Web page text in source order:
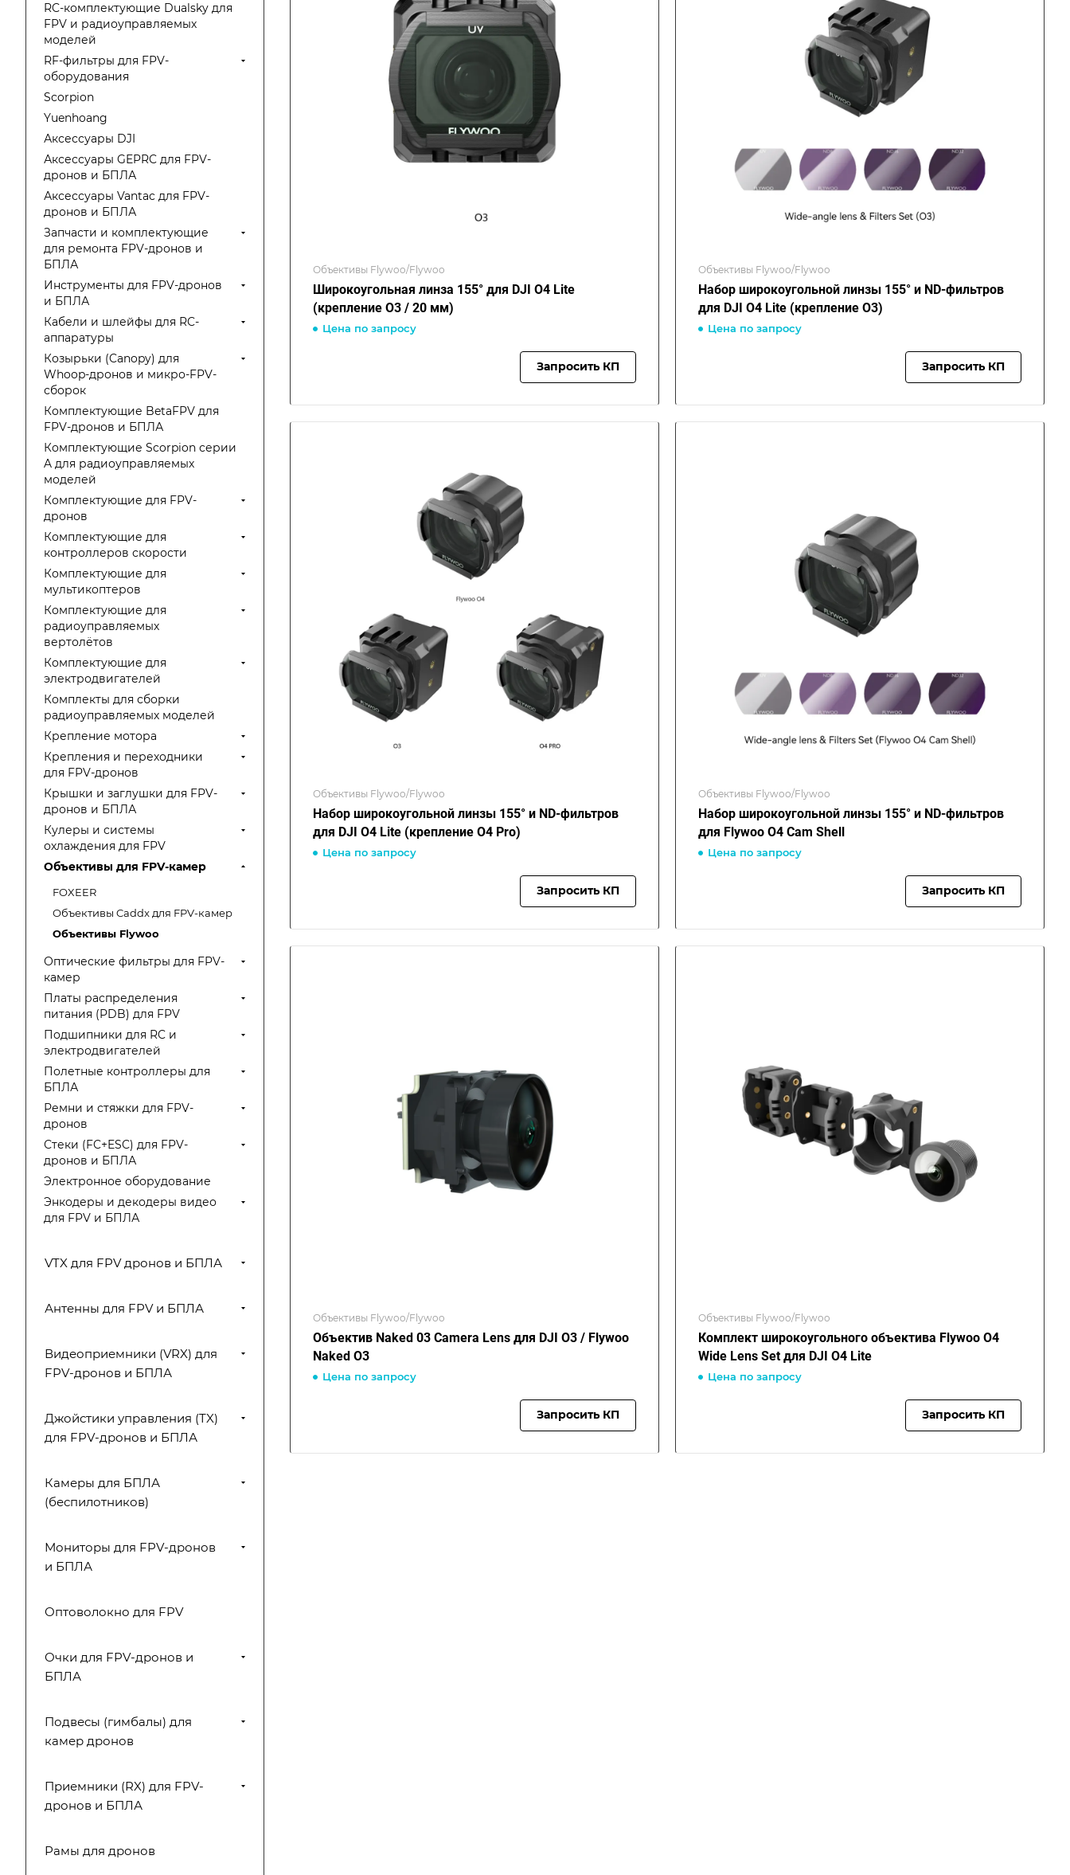
Объективы Flywoo/Flywoo
Широкоугольная линза 155° для DJI O4 Lite
(крепление O3 / 20 мм)
Цена по запросу
Запросить КП
Объективы Flywoo/Flywoo
Набор широкоугольной линзы 155° и ND-фильтров
для DJI O4 Lite (крепление O3)
Цена по запросу
Запросить КП
Объективы Flywoo/Flywoo
Набор широкоугольной линзы 155° и ND-фильтров
для DJI O4 Lite (крепление O4 Pro)
Цена по запросу
Запросить КП
Объективы Flywoo/Flywoo
Набор широкоугольной линзы 155° и ND-фильтров
для Flywoo O4 Cam Shell
Цена по запросу
Запросить КП
Объективы Flywoo/Flywoo
Объектив Naked 03 Camera Lens для DJI O3 / Flywoo
Naked O3
Цена по запросу
Запросить КП
Объективы Flywoo/Flywoo
Комплект широкоугольного объектива Flywoo O4
Wide Lens Set для DJI O4 Lite
Цена по запросу
Запросить КП
RC-комплектующие Dualsky для
FPV и радиоуправляемых
моделей
RF-фильтры для FPV-
оборудования
Scorpion
Yuenhoang
Аксессуары DJI
Аксессуары GEPRC для FPV-
дронов и БПЛА
Аксессуары Vantac для FPV-
дронов и БПЛА
Запчасти и комплектующие
для ремонта FPV-дронов и
БПЛА
Инструменты для FPV-дронов
и БПЛА
Кабели и шлейфы для RC-
аппаратуры
Козырьки (Canopy) для
Whoop-дронов и микро-FPV-
сборок
Комплектующие BetaFPV для
FPV-дронов и БПЛА
Комплектующие Scorpion серии
A для радиоуправляемых
моделей
Комплектующие для FPV-
дронов
Комплектующие для
контроллеров скорости
Комплектующие для
мультикоптеров
Комплектующие для
радиоуправляемых
вертолётов
Комплектующие для
электродвигателей
Комплекты для сборки
радиоуправляемых моделей
Крепление мотора
Крепления и переходники
для FPV-дронов
Крышки и заглушки для FPV-
дронов и БПЛА
Кулеры и системы
охлаждения для FPV
Объективы для FPV-камер
FOXEER
Объективы Caddx для FPV-камер
Объективы Flywoo
Оптические фильтры для FPV-
камер
Платы распределения
питания (PDB) для FPV
Подшипники для RC и
электродвигателей
Полетные контроллеры для
БПЛА
Ремни и стяжки для FPV-
дронов
Стеки (FC+ESC) для FPV-
дронов и БПЛА
Электронное оборудование
Энкодеры и декодеры видео
для FPV и БПЛА
VTX для FPV дронов и БПЛА
Антенны для FPV и БПЛА
Видеоприемники (VRX) для
FPV-дронов и БПЛА
Джойстики управления (TX)
для FPV-дронов и БПЛА
Камеры для БПЛА
(беспилотников)
Мониторы для FPV-дронов
и БПЛА
Оптоволокно для FPV
Очки для FPV-дронов и
БПЛА
Подвесы (гимбалы) для
камер дронов
Приемники (RX) для FPV-
дронов и БПЛА
Рамы для дронов